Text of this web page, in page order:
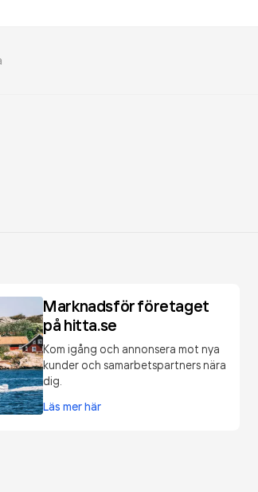
Marknadsför företaget
på hitta.se
Kom igång och annonsera mot nya
kunder och samarbetspartners nära
dig.
Läs mer här